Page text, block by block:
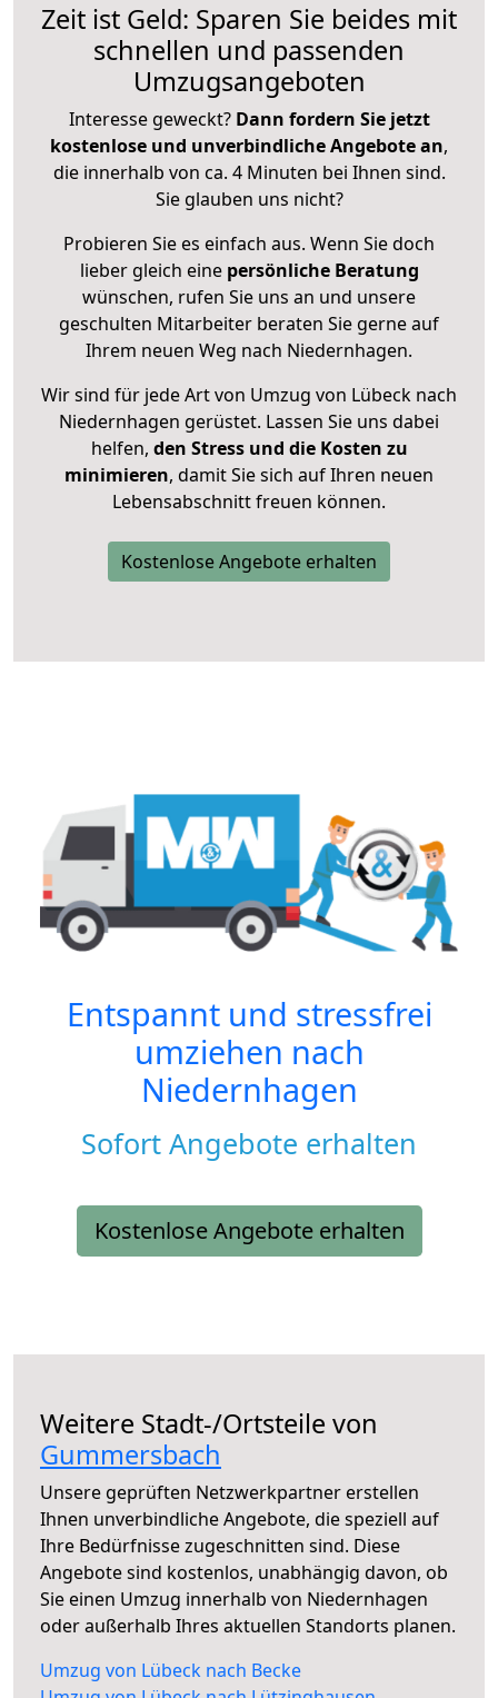
Zeit ist Geld: Sparen Sie beides mit
schnellen und passenden
Umzugsangeboten
Interesse geweckt? Dann fordern Sie jetzt
kostenlose und unverbindliche Angebote an,
die innerhalb von ca. 4 Minuten bei Ihnen sind.
Sie glauben uns nicht?
Probieren Sie es einfach aus. Wenn Sie doch
lieber gleich eine persönliche Beratung
wünschen, rufen Sie uns an und unsere
geschulten Mitarbeiter beraten Sie gerne auf
Ihrem neuen Weg nach Niedernhagen.
Wir sind für jede Art von Umzug von Lübeck nach
Niedernhagen gerüstet. Lassen Sie uns dabei
helfen, den Stress und die Kosten zu
minimieren, damit Sie sich auf Ihren neuen
Lebensabschnitt freuen können.
Kostenlose Angebote erhalten
Entspannt und stressfrei
umziehen nach
Niedernhagen
Sofort Angebote erhalten
Kostenlose Angebote erhalten
Weitere Stadt-/Ortsteile von
Gummersbach
Unsere geprüften Netzwerkpartner erstellen
Ihnen unverbindliche Angebote, die speziell auf
Ihre Bedürfnisse zugeschnitten sind. Diese
Angebote sind kostenlos, unabhängig davon, ob
Sie einen Umzug innerhalb von Niedernhagen
oder außerhalb Ihres aktuellen Standorts planen.
Umzug von Lübeck nach Becke